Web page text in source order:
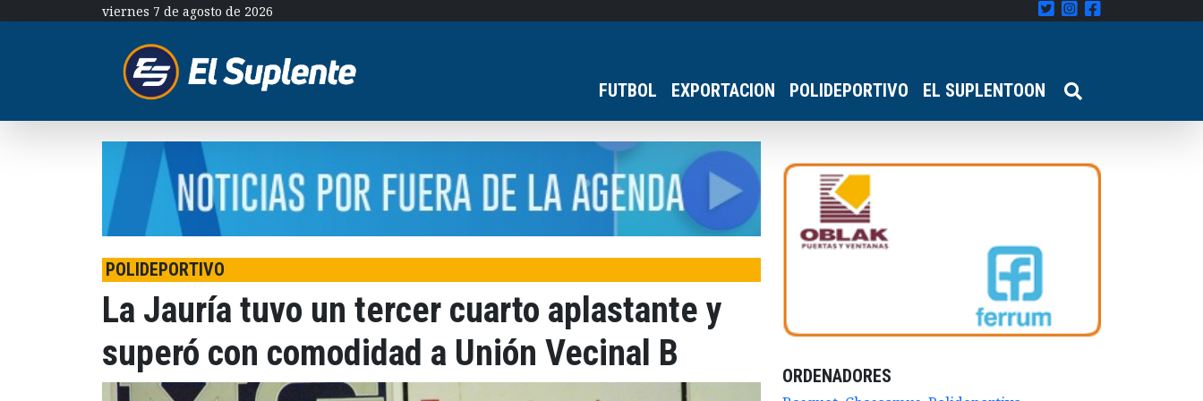
viernes 7 de agosto de 2026
FUTBOL EXPORTACION POLIDEPORTIVO EL SUPLENTOON
POLIDEPORTIVO
La Jauría tuvo un tercer cuarto aplastante y
superó con comodidad a Unión Vecinal B
ORDENADORES